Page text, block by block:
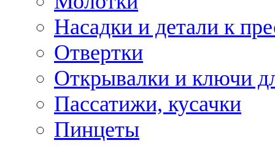
Насадки и детали к
Отвертки
Открывалки и ключи
Пассатижи, кусачки
Пинцеты